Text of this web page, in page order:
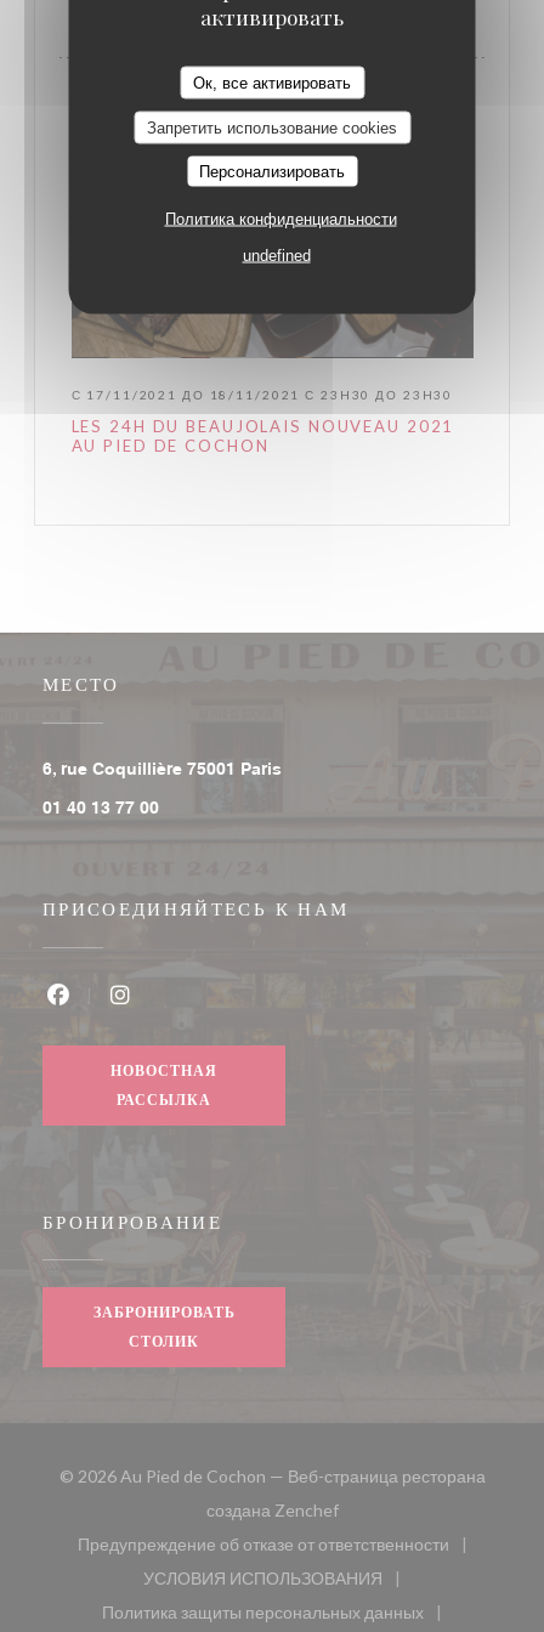
активировать
Ок, все активировать
Запретить использование cookies
Персонализировать
Политика конфиденциальности
undefined
С 17/11/2021 ДО 18/11/2021 С 23H30 ДО 23H30
LES 24H DU BEAUJOLAIS NOUVEAU 2021
AU PIED DE COCHON
МЕСТО
6, rue Coquillière 75001 Paris
01 40 13 77 00
ПРИСОЕДИНЯЙТЕСЬ К НАМ
НОВОСТНАЯ
РАССЫЛКА
БРОНИРОВАНИЕ
ЗАБРОНИРОВАТЬ
СТОЛИК
© 2026 Au Pied de Cochon — Веб-страница ресторана
создана Zenchef((открывается в новом
Предупреждение об отказе от ответственности
((открывается в новом окне))
УСЛОВИЯ ИСПОЛЬЗОВАНИЯ
((открывается в новом окне))
Политика защиты персональных данных
((открывается в новом окне))